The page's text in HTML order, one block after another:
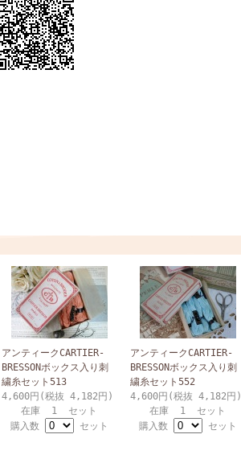
アンティークCARTIER-
BRESSONボックス入り刺
繍糸セット513
4,600円(税抜 4,182円)
在庫 1 セット
購入数
セット
アンティークCARTIER-
BRESSONボックス入り刺
繍糸セット552
4,600円(税抜 4,182円)
在庫 1 セット
購入数
セット